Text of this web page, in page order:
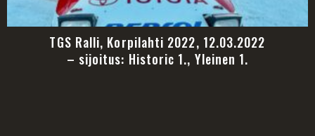
TGS Ralli, Korpilahti 2022, 12.03.2022
– sijoitus: Historic 1., Yleinen 1.